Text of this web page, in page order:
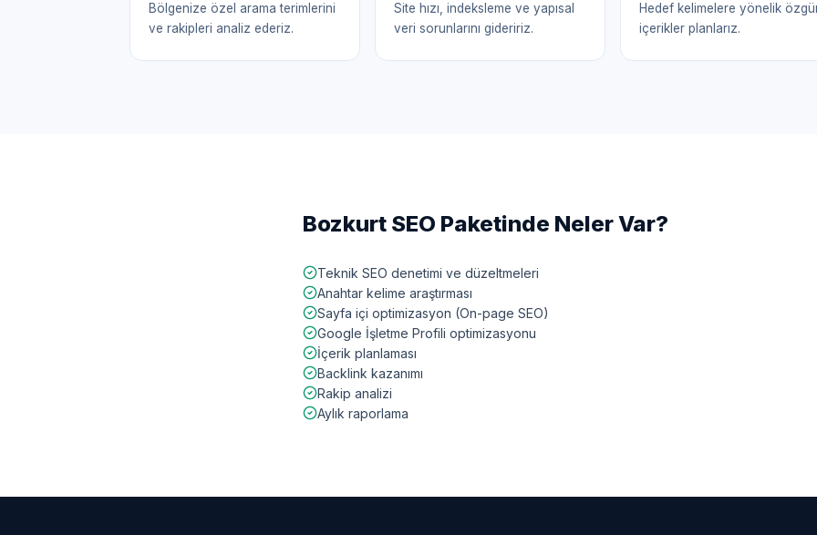
Bölgenize özel arama terimlerini
ve rakipleri analiz ederiz.
Site hızı, indeksleme ve yapısal
veri sorunlarını gideririz.
Hedef kelimelere yönelik
içerikler planlarız.
Bozkurt SEO Paketinde Neler Var?
Teknik SEO denetimi ve düzeltmeleri
Anahtar kelime araştırması
Sayfa içi optimizasyon (On-page SEO)
Google İşletme Profili optimizasyonu
İçerik planlaması
Backlink kazanımı
Rakip analizi
Aylık raporlama